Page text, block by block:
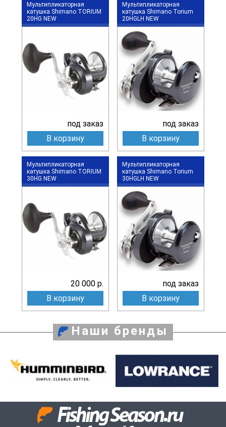
Мультипликаторная
катушка Shimano TORIUM
20HG NEW
под заказ
В корзину
Мультипликаторная
катушка Shimano Torium
20HGLH NEW
под заказ
В корзину
Мультипликаторная
катушка Shimano TORIUM
30HG NEW
20 000 р.
В корзину
Мультипликаторная
катушка Shimano Torium
30HGLH NEW
под заказ
В корзину
Наши бренды